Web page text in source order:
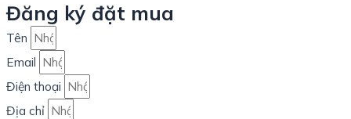
Đăng ký đặt mua
Tên
Email
Điện thoại
Địa chỉ